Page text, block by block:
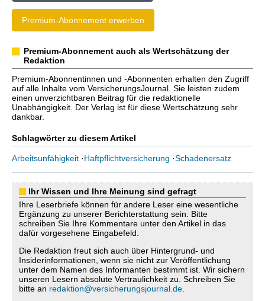
Premium-Abonnement erwerben
Premium-Abonnement auch als Wertschätzung der
Redaktion
Premium-Abonnentinnen und -Abonnenten erhalten den Zugriff
auf alle Inhalte vom VersicherungsJournal. Sie leisten zudem
einen unverzichtbaren Beitrag für die redaktionelle
Unabhängigkeit. Der Verlag ist für diese Wertschätzung sehr
dankbar.
Schlagwörter zu diesem Artikel
Arbeitsunfähigkeit ·Haftpflichtversicherung ·Schadenersatz
Ihr Wissen und Ihre Meinung sind gefragt
Ihre Leserbriefe können für andere Leser eine wesentliche
Ergänzung zu unserer Berichterstattung sein. Bitte
schreiben Sie Ihre Kommentare unter den Artikel in das
dafür vorgesehene Eingabefeld.
Die Redaktion freut sich auch über Hintergrund- und
Insiderinformationen, wenn sie nicht zur Veröffentlichung
unter dem Namen des Informanten bestimmt ist. Wir sichern
unseren Lesern absolute Vertraulichkeit zu. Schreiben Sie
bitte an redaktion@versicherungsjournal.de